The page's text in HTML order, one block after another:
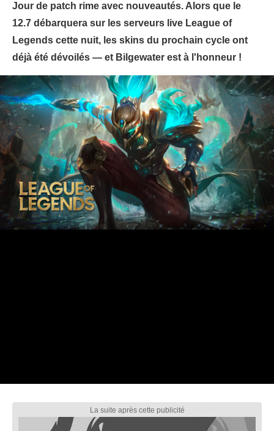
Jour de patch rime avec nouveautés. Alors que le
12.7 débarquera sur les serveurs live League of
Legends cette nuit, les skins du prochain cycle ont
déjà été dévoilés — et Bilgewater est à l'honneur !